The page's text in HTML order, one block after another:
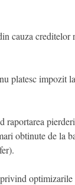
creditelor
platesc impozit
obtinute de la